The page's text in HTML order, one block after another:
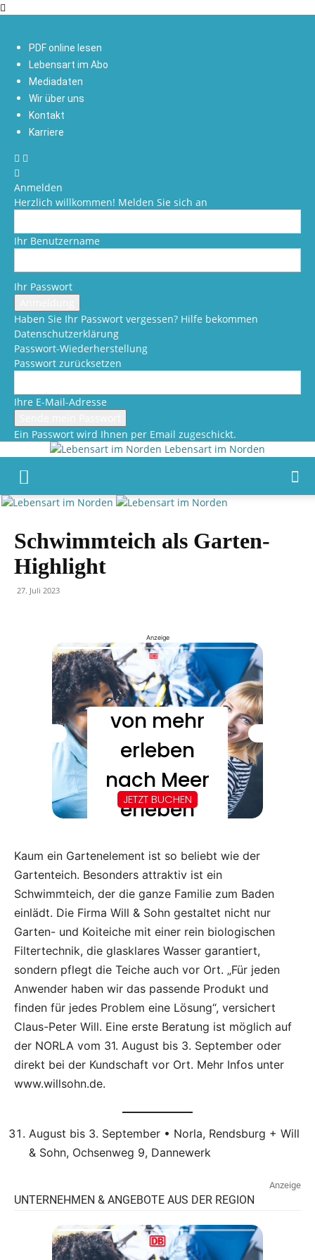
PDF online lesen
Lebensart im Abo
Mediadaten
Wir über uns
Kontakt
Karriere
Anmelden
Herzlich willkommen! Melden Sie sich an
Ihr Benutzername
Ihr Passwort
Haben Sie Ihr Passwort vergessen? Hilfe bekommen
Datenschutzerklärung
Passwort-Wiederherstellung
Passwort zurücksetzen
Ihre E-Mail-Adresse
Ein Passwort wird Ihnen per Email zugeschickt.
Lebensart im Norden
Schwimmteich als Garten-
Highlight
27. Juli 2023
Anzeige
Kaum ein Gartenelement ist so beliebt wie der
Gartenteich. Besonders attraktiv ist ein
Schwimmteich, der die ganze Familie zum Baden
einlädt. Die Firma Will & Sohn gestaltet nicht nur
Garten- und Koiteiche mit einer rein biologischen
Filtertechnik, die glasklares Wasser garantiert,
sondern pflegt die Teiche auch vor Ort. „Für jeden
Anwender haben wir das passende Produkt und
finden für jedes Problem eine Lösung“, versichert
Claus-Peter Will. Eine erste Beratung ist möglich auf
der NORLA vom 31. August bis 3. September oder
direkt bei der Kundschaft vor Ort. Mehr Infos unter
www.willsohn.de.
August bis 3. September • Norla, Rendsburg + Will
& Sohn, Ochsenweg 9, Dannewerk